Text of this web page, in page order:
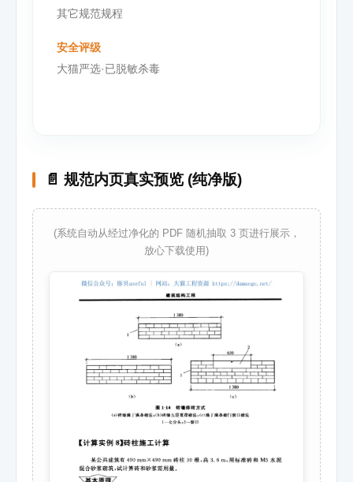
其它规范规程
安全评级
大猫严选·已脱敏杀毒
📄 规范内页真实预览 (纯净版)
(系统自动从经过净化的 PDF 随机抽取 3 页进行展示，
放心下载使用)